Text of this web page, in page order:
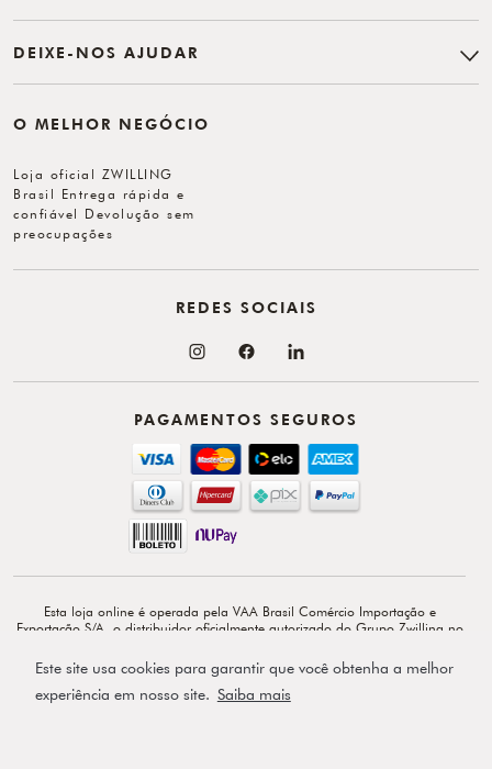
Este site usa cookies para garantir que você obtenha a melhor
experiência em nosso site. Saiba mais
DEIXE-NOS AJUDAR
O MELHOR NEGÓCIO
Loja oficial ZWILLING
Brasil Entrega rápida e
confiável Devolução sem
preocupações
PAGAMENTOS SEGUROS
REDES SOCIAIS
Esta loja online é operada pela VAA Brasil Comércio Importação e
Exportação S/A, o distribuidor oficialmente autorizado do Grupo Zwilling no
exclusivamente responsável por todo o conteúdo e comunicação deste site. ©
Copyright 2026 - Av. Doutor Cardoso de Melo, 1855 - 14º - Vila Olímpia -
CEP: 04548-903 - São Paulo-SP.